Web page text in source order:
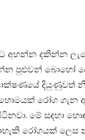
අහන්න දකින්න
පුළුවන් බොහෝ
දියුණුවත්
රෝග ගැන
මේ සඳහා
රෝගයක්